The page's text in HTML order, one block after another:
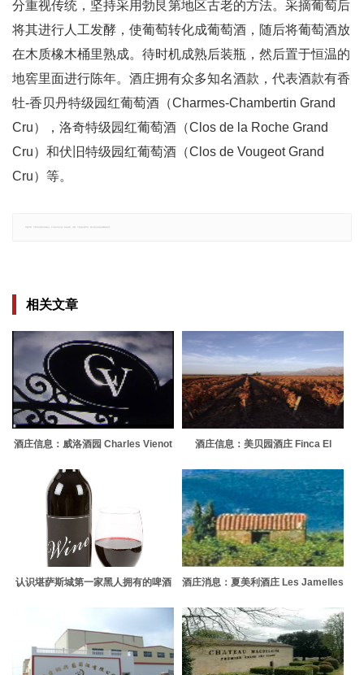
分重视传统，坚持采用勃艮第地区古老的方法。采摘葡萄后
将其进行人工发酵，使葡萄转化成葡萄酒，随后将葡萄酒放
在木质橡木桶里熟成。待时机成熟后装瓶，然后置于恒温的
地窖里面进行陈年。酒庄拥有众多知名酒款，代表酒款有香
牡-香贝丹特级园红葡萄酒（Charmes-Chambertin Grand
Cru），洛奇特级园红葡萄酒（Clos de la Roche Grand
Cru）和伏旧特级园红葡萄酒（Clos de Vougeot Grand
Cru）等。
相关文章
酒庄信息：威洛酒园 Charles Vienot
酒庄信息：美贝园酒庄 Finca El
认识堪萨斯城第一家黑人拥有的啤酒
酒庄消息：夏美利酒庄 Les Jamelles